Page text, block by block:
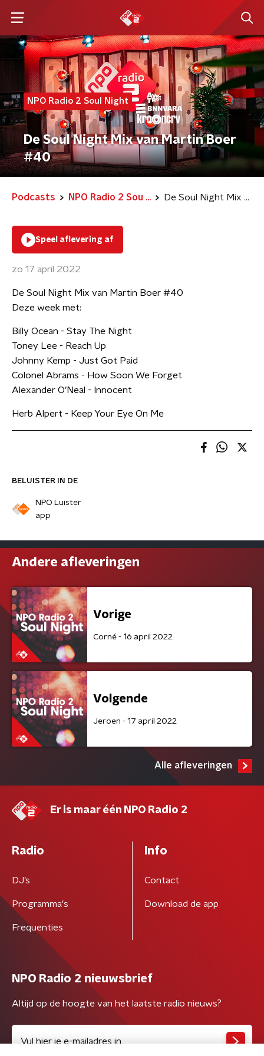
NPO Radio 2 Soul Night
De Soul Night Mix van Martin Boer
#40
Podcasts NPO Radio 2 Sou ... De Soul Night Mix van Martin Boer #40
BELUISTER IN DE
NPO Luister
app
Speel aflevering af
zo 17 april 2022
De Soul Night Mix van Martin Boer #40
Deze week met:
Billy Ocean - Stay The Night
Toney Lee - Reach Up
Johnny Kemp - Just Got Paid
Colonel Abrams - How Soon We Forget
Alexander O’Neal - Innocent
Herb Alpert - Keep Your Eye On Me
Andere afleveringen
Vorige
Corné - 16 april 2022
Volgende
Jeroen - 17 april 2022
Alle afleveringen
Er is maar één NPO Radio 2
Radio
DJ’s
Programma's
Frequenties
Info
Contact
Download de app
NPO Radio 2 nieuwsbrief
Altijd op de hoogte van het laatste radio nieuws?